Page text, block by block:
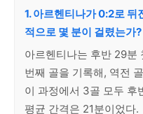
1. 아르헨티나가 0:2로 뒤
적으로 몇 분이 걸렸는가?
아르헨티나는 후반 29분
번째 골을 기록해, 역전
이 과정에서 3골 모두 후
평균 간격은 21분이었다.